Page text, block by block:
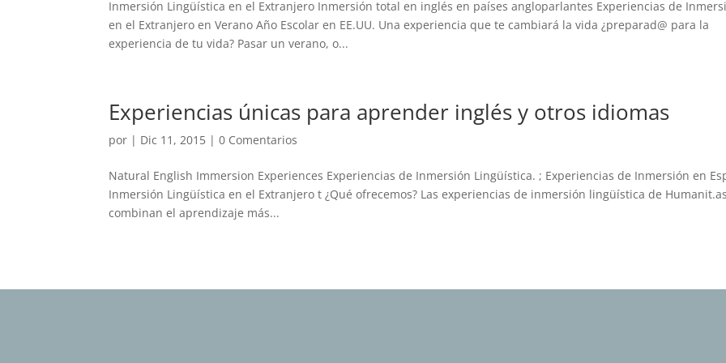
Inmersión Lingüística en el Extranjero Inmersión total en inglés en países angloparlantes Experiencias de
en el Extranjero en Verano Año Escolar en EE.UU. Una experiencia que te cambiará la vida ¿preparad@ para la
experiencia de tu vida? Pasar un verano, o...
Experiencias únicas para aprender inglés y otros idiomas
por | Dic 11, 2015 |0 Comentarios
Natural English Immersion Experiences Experiencias de Inmersión Lingüística. ; Experiencias de Inmersión en
Inmersión Lingüística en el Extranjero t ¿Qué ofrecemos? Las experiencias de inmersión lingüística de Humanit.as
combinan el aprendizaje más...